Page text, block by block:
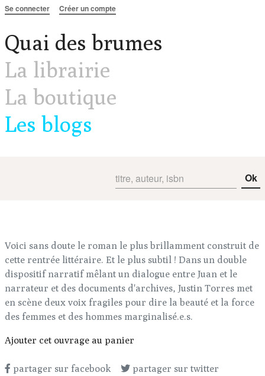
Aller au contenu
Se connecter Créer un compte
La librairie
La boutique
Les blogs
Quai des brumes
Ok
Voici sans doute le roman le plus brillamment construit de
cette rentrée littéraire. Et le plus subtil ! Dans un double
dispositif narratif mêlant un dialogue entre Juan et le
narrateur et des documents d'archives, Justin Torres met
en scène deux voix fragiles pour dire la beauté et la force
des femmes et des hommes marginalisé.e.s.
Ajouter cet ouvrage au panier
partager sur facebook partager sur twitter